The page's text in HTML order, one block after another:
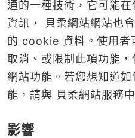
通的一種技術，它可能
資訊， 貝柔網站網站也
的 cookie 資料。使用者
取消、或限制此項功能
網站功能。若您想知道
能，請與 貝柔網站服務
影響